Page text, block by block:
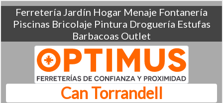
Ferretería Jardín Hogar Menaje Fontanería
Piscinas Bricolaje Pintura Droguería Estufas
Barbacoas Outlet
Can Torrandell